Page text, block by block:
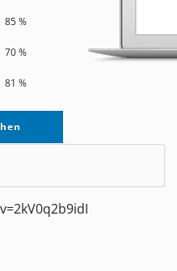
85 %
70 %
81 %